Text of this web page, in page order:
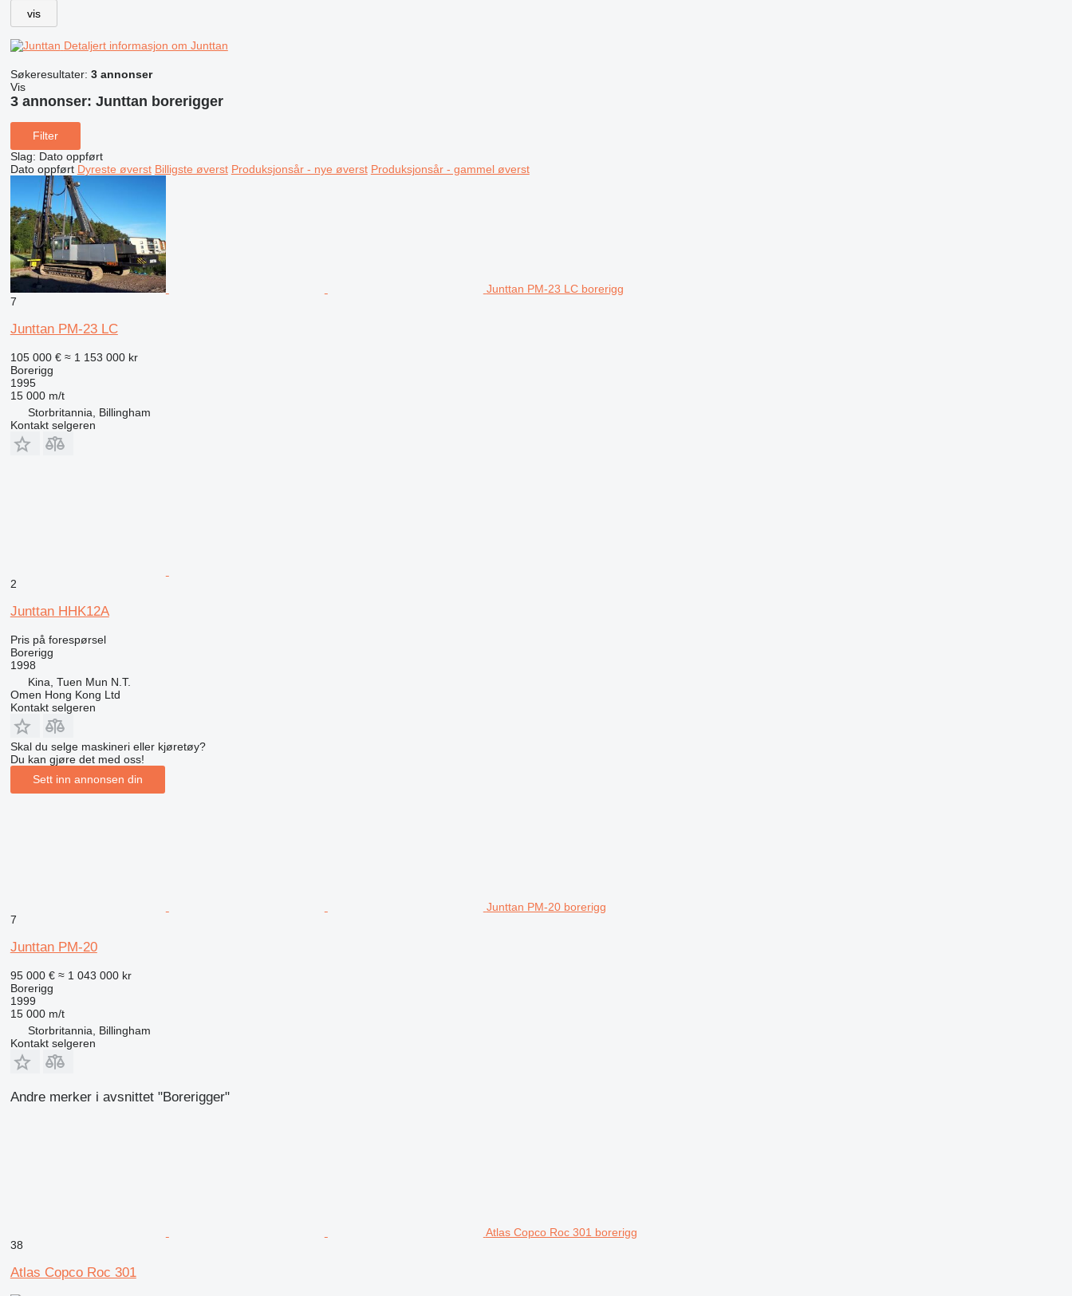
vis
Detaljert informasjon om Junttan
Søkeresultater: 3 annonser
Vis
3 annonser: Junttan borerigger
Filter
Slag: Dato oppført
Dato oppført Dyreste øverst Billigste øverst Produksjonsår - nye øverst Produksjonsår - gammel øverst
Junttan PM-23 LC borerigg
7
Junttan PM-23 LC
105 000 € ≈ 1 153 000 kr
Borerigg
1995
15 000 m/t
Storbritannia, Billingham
Kontakt selgeren
2
Junttan HHK12A
Pris på forespørsel
Borerigg
1998
Kina, Tuen Mun N.T.
Omen Hong Kong Ltd
Kontakt selgeren
Skal du selge maskineri eller kjøretøy?
Du kan gjøre det med oss!
Sett inn annonsen din
Junttan PM-20 borerigg
7
Junttan PM-20
95 000 € ≈ 1 043 000 kr
Borerigg
1999
15 000 m/t
Storbritannia, Billingham
Kontakt selgeren
Andre merker i avsnittet "Borerigger"
Atlas Copco Roc 301 borerigg
38
Atlas Copco Roc 301